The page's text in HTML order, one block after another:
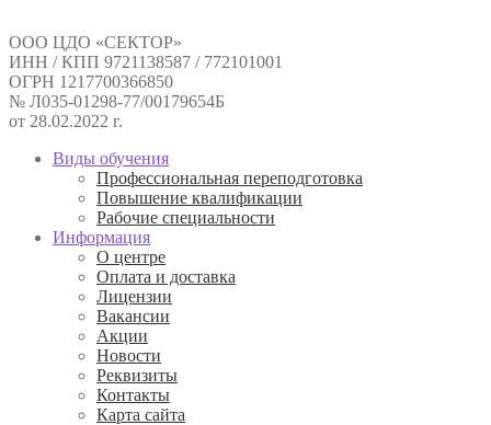
ООО ЦДО «СЕКТОР»
ИНН / КПП 9721138587 / 772101001
ОГРН 1217700366850
№ Л035-01298-77/00179654Б
от 28.02.2022 г.
Виды обучения
Профессиональная переподготовка
Повышение квалификации
Рабочие специальности
Информация
О центре
Оплата и доставка
Лицензии
Вакансии
Акции
Новости
Реквизиты
Контакты
Карта сайта